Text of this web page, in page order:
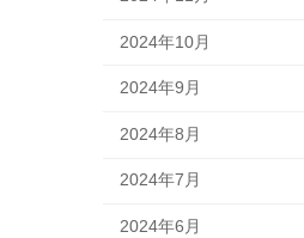
2024年10月
2024年9月
2024年8月
2024年7月
2024年6月